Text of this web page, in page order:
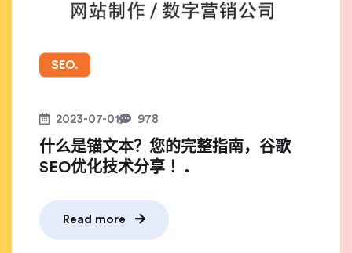
SEO.
2023-07-01 978
什么是锚文本？您的完整指南，谷歌
SEO优化技术分享 ！.
Read more